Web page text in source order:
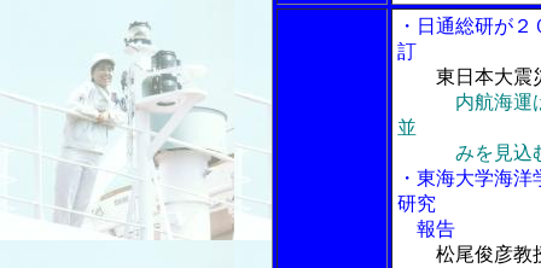
・日通総研が
訂
東日本大震
内航海運
並
みを見込
・東海大学海
研究
報告
松尾俊彦教